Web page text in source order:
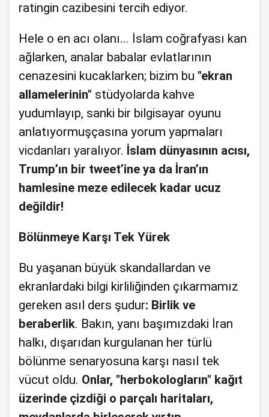
ratingin cazibesini tercih ediyor.
Hele o en acı olanı... İslam coğrafyası kan
ağlarken, analar babalar evlatlarının
cenazesini kucaklarken; bizim bu "ekran
allamelerinin" stüdyolarda kahve
yudumlayıp, sanki bir bilgisayar oyunu
anlatıyormuşçasına yorum yapmaları
vicdanları yaralıyor. İslam dünyasının acısı,
Trump’ın bir tweet’ine ya da İran’ın
hamlesine meze edilecek kadar ucuz
değildir!
Bölünmeye Karşı Tek Yürek
Bu yaşanan büyük skandallardan ve
ekranlardaki bilgi kirliliğinden çıkarmamız
gereken asıl ders şudur: Birlik ve
beraberlik. Bakın, yanı başımızdaki İran
halkı, dışarıdan kurgulanan her türlü
bölünme senaryosuna karşı nasıl tek
vücut oldu. Onlar, "herbokologların" kağıt
üzerinde çizdiği o parçalı haritaları,